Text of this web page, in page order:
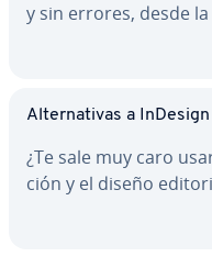
y sin errores, desde
Al­te­r­na­ti­vas a
¿Te sale muy caro
ción y el diseño